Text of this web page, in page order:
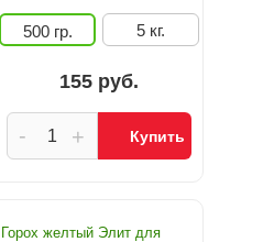
500 гр. 5 кг.
155 руб.
+
- Купить
Горох желтый Элит для